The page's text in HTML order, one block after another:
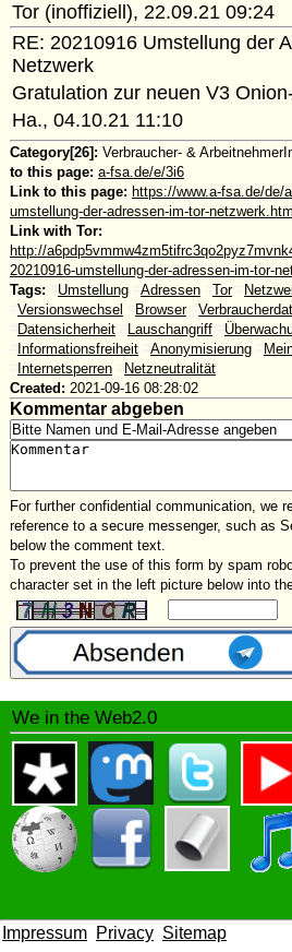
Tor (inoffiziell), 22.09.21 09:24
RE: 20210916 Umstellung der
Netzwerk
Gratulation zur neuen V3
Ha., 04.10.21 11:10
Category[26]: Verbraucher- &
to this page: a-fsa.de/e/3i6
Link to this page: https://www.a-fsa.de/de/
umstellung-der-adressen-im-tor-netzwerk.htm
Link with Tor:
http://
20210916-umstellung-der-adressen-im-tor-
Tags:
Umstellung Adressen Tor
Versionswechsel Browser
Datensicherheit Lauschangriff
Informationsfreiheit Anonymisierung
Internetsperren
Netzneutralität
Created: 2021-09-16 08:28:02
Kommentar abgeben
For further confidential communication, we
reference to a secure messenger, such as
below the comment text.
To prevent the use of this form by spam
character set in the left picture below into
We in the Web2.0
Impressum Privacy Sitemap